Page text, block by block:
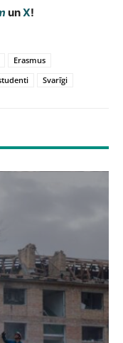
unX!
Erasmus
Svarīgi